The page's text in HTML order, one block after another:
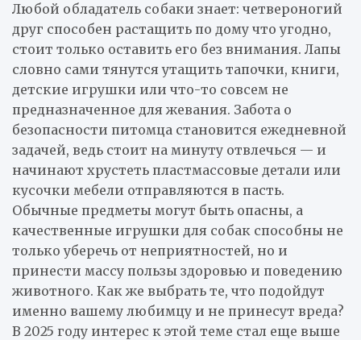
Любой обладатель собаки знает: четвероногий
друг способен растащить по дому что угодно,
стоит только оставить его без внимания. Лапы
словно сами тянутся утащить тапочки, книги,
детские игрушки или что-то совсем не
предназначенное для жевания. Забота о
безопасности питомца становится ежедневной
задачей, ведь стоит на минуту отвлечься — и
начинают хрустеть пластмассовые детали или
кусочки мебели отправляются в пасть.
Обычные предметы могут быть опасны, а
качественные игрушки для собак способны не
только уберечь от неприятностей, но и
принести массу пользы здоровью и поведению
животного. Как же выбрать те, что подойдут
именно вашему любимцу и не принесут вреда?
В 2025 году интерес к этой теме стал еще выше